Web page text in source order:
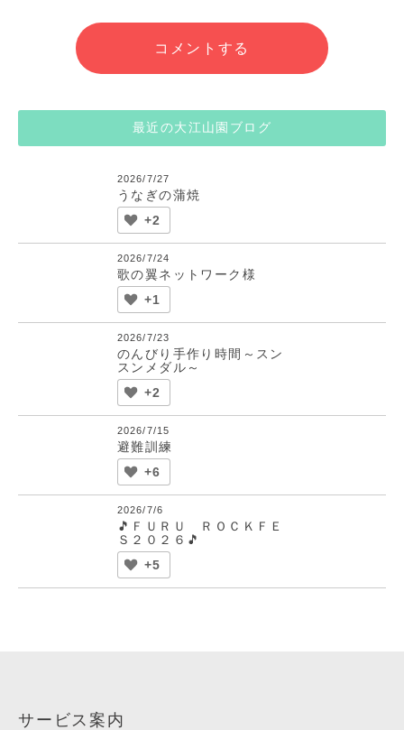
コメントする
最近の大江山園ブログ
2026/7/27
うなぎの蒲焼
+2
2026/7/24
歌の翼ネットワーク様
+1
2026/7/23
のんびり手作り時間～スン
スンメダル～
+2
2026/7/15
避難訓練
+6
2026/7/6
🎵ＦＵＲＵ ＲＯＣＫＦＥ
Ｓ２０２６🎵
+5
サービス案内